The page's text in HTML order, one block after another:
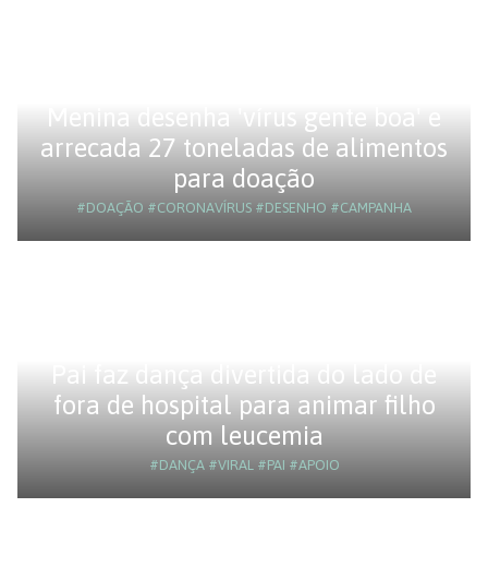
Menina desenha 'vírus gente boa' e
arrecada 27 toneladas de alimentos
para doação
#DOAÇÃO #CORONAVÍRUS #DESENHO #CAMPANHA
Pai faz dança divertida do lado de
fora de hospital para animar filho
com leucemia
#DANÇA#VIRAL#PAI #APOIO